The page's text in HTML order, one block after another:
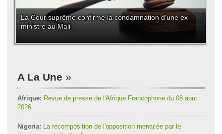
La Cour suprême confirme la condamnation d'une ex-
ministre au Mali
A La Une
Afrique: Revue de presse de l'Afrique Francophone du 08 aout
2026
Nigeria: La recomposition de l'opposition menacée par le